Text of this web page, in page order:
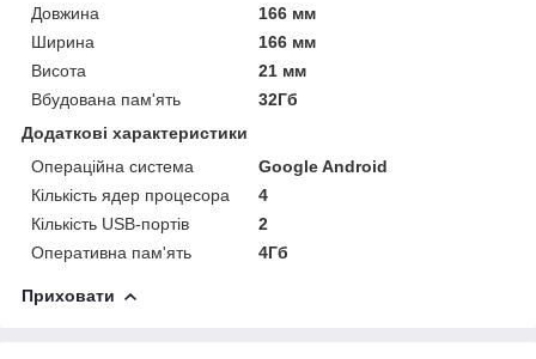
Довжина
166 мм
Ширина
166 мм
Висота
21 мм
Вбудована пам'ять
32Гб
Додаткові характеристики
Операційна система
Google Android
Кількість ядер процесора
4
Кількість USB-портів
2
Оперативна пам'ять
4Гб
Приховати